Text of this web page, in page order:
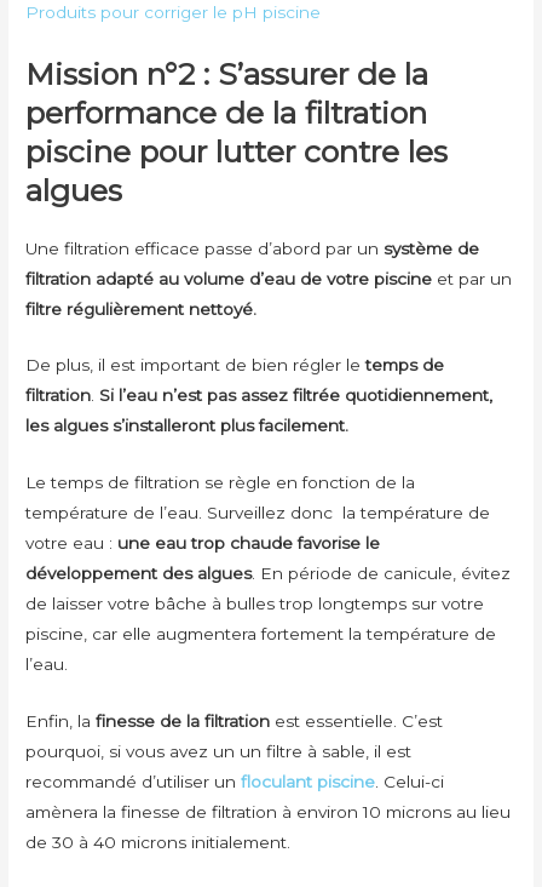
Produits pour corriger le pH piscine
Mission n°2 : S’assurer de la
performance de la filtration
piscine pour lutter contre les
algues
Une filtration efficace passe d’abord par un système de
filtration adapté au volume d’eau de votre piscine et par un
filtre régulièrement nettoyé.
De plus, il est important de bien régler letemps de
filtration. Si l’eau n’est pas assez filtrée quotidiennement,
les algues s’installeront plus facilement.
Le temps de filtration se règle en fonction de la
température de l’eau. Surveillez donc la température de
votre eau : une eau trop chaude favorise le
développement des algues. En période de canicule, évitez
de laisser votre bâche à bulles trop longtemps sur votre
piscine, car elle augmentera fortement la température de
l’eau.
Enfin, lafinesse de la filtration est essentielle. C’est
pourquoi, si vous avez un un filtre à sable, il est
recommandé d’utiliser unfloculant piscine. Celui-ci
amènera la finesse de filtration à environ 10 microns au lieu
de 30 à 40 microns initialement.